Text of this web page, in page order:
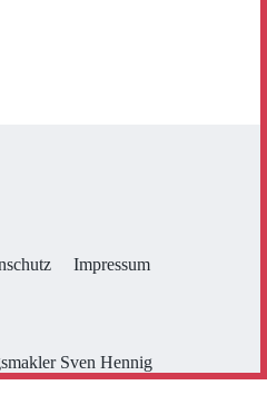
Impressum
Sven Hennig
Banner